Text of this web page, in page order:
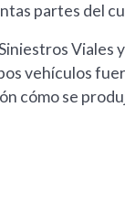
partes del
Viales
vehículos
cómo se